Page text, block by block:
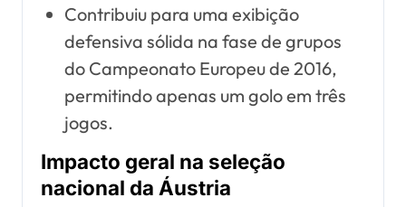
Contribuiu para uma exibição
defensiva sólida na fase de grupos
do Campeonato Europeu de 2016,
permitindo apenas um golo em três
jogos.
Impacto geral na seleção
nacional da Áustria